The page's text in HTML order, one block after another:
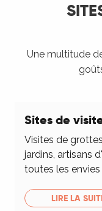
Une multitude
Sites de
Visites de
jardins, artisans
toutes les
LIRE LA